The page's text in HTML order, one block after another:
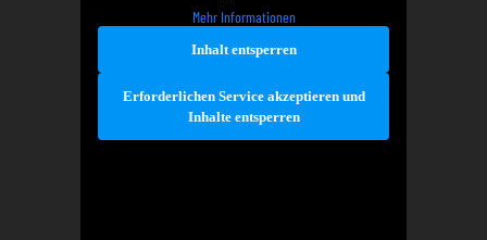
Mehr Informationen
Inhalt entsperren
Erforderlichen Service akzeptieren und
Inhalte entsperren